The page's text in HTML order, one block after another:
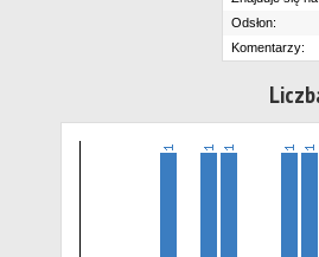
Odsłon:
Komentarzy: